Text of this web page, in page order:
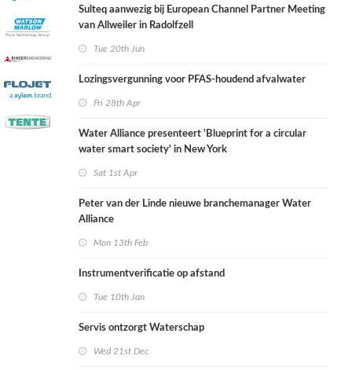
Sulteq aanwezig bij European Channel Partner Meeting
van Allweiler in Radolfzell
Tue 20th Jun
Lozingsvergunning voor PFAS-houdend afvalwater
Fri 28th Apr
Water Alliance presenteert 'Blueprint for a circular
water smart society' in New York
Sat 1st Apr
Peter van der Linde nieuwe branchemanager Water
Alliance
Mon 13th Feb
Instrumentverificatie op afstand
Tue 10th Jan
Servis ontzorgt Waterschap
Wed 21st Dec